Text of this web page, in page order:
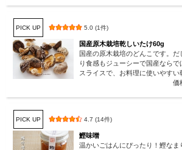
PICK UP 5.0 (1件)
国産原木栽培乾しいたけ60g
国産の原木栽培のどんこです。
り食感もジューシーで国産ならで
スライスで、お料理に使いやすい
価
PICK UP 4.7 (14件)
鰹味噌
温かいごはんにぴったり！鰹な